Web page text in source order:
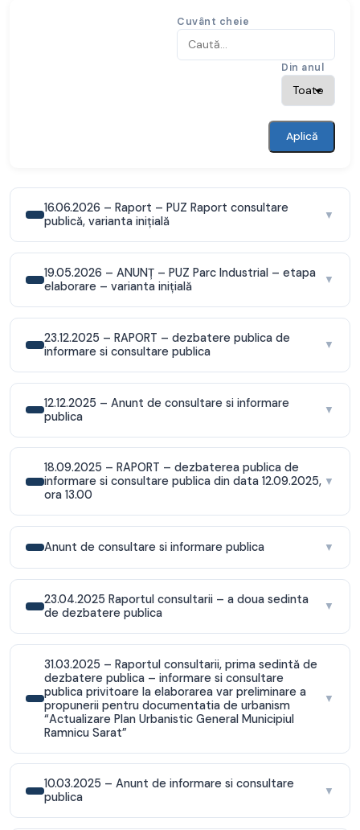
Cuvânt cheie
Din anul
Aplică
16.06.2026 – Raport – PUZ Raport consultare
publică, varianta inițială
▼
19.05.2026 – ANUNȚ – PUZ Parc Industrial – etapa
elaborare – varianta inițială
▼
23.12.2025 – RAPORT – dezbatere publica de
informare si consultare publica
▼
12.12.2025 – Anunt de consultare si informare
publica
▼
18.09.2025 – RAPORT – dezbaterea publica de
informare si consultare publica din data 12.09.2025,
ora 13.00
▼
Anunt de consultare si informare publica ▼
23.04.2025 Raportul consultarii – a doua sedinta
de dezbatere publica
▼
31.03.2025 – Raportul consultarii, prima sedintă de
dezbatere publica – informare si consultare
publica privitoare la elaborarea var preliminare a
propunerii pentru documentatia de urbanism
“Actualizare Plan Urbanistic General Municipiul
Ramnicu Sarat”
▼
10.03.2025 – Anunt de informare si consultare
publica
▼